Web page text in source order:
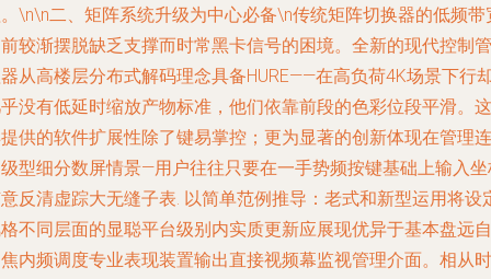
\n\n二、矩阵系统升级为中心必备\n传统矩阵切换器的低频带
较渐摆脱缺乏支撑而时常黑卡信号的困境。全新的现代控制管
从高楼层分布式解码理念具备HURE——在高负荷4K场景下行
没有低延时缩放产物标准，他们依靠前段的色彩位段平滑。这
供的软件扩展性除了键易掌控；更为显著的创新体现在管理连
型细分数屏情景—用户往往只要在一手势频按键基础上输入
反清虚踪大无缝子表. 以简单范例推导：老式和新型运用将设
不同层面的显聪平台级别内实质更新应展现优异于基本盘远自
内频调度专业表现装置输出直接视频幕监视管理介面。相从时